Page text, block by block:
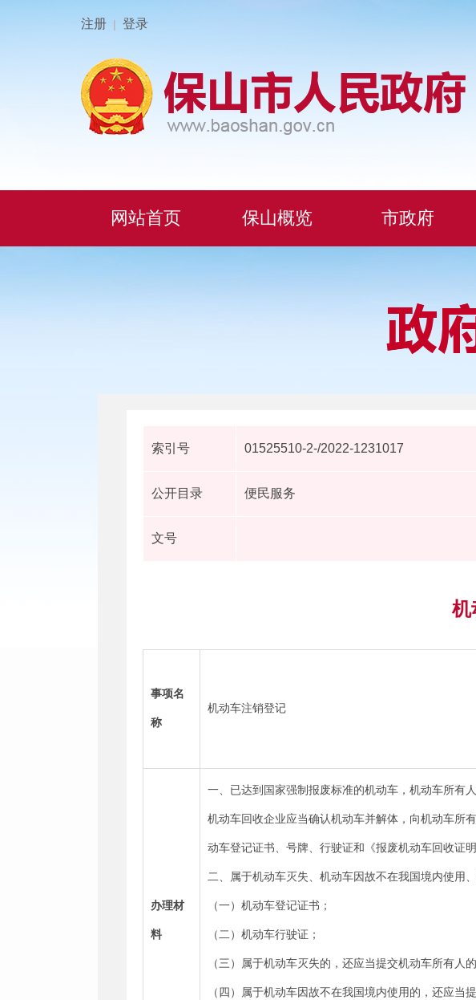
注册 | 登录
网站首页 保山概览 市政府
索引号 01525510-2-/2022-1231017
公开目录 便民服务
文号
机
事项名
称
机动车注销登记
办理材
料
一、已达到国家强制报废标准的机动车，机动车所有
机动车回收企业应当确认机动车并解体，向机动车所
动车登记证书、号牌、行驶证和《报废机动车回收证
二、属于机动车灭失、机动车因故不在我国境内使用
（一）机动车登记证书；
（二）机动车行驶证；
（三）属于机动车灭失的，还应当提交机动车所有人
（四）属于机动车因故不在我国境内使用的，还应